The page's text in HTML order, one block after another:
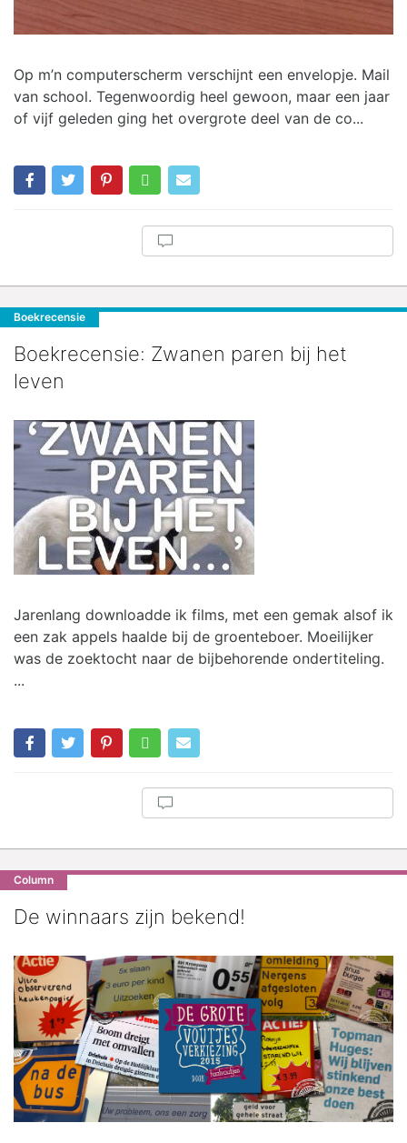
Op m’n computerscherm verschijnt een envelopje. Mail
van school. Tegenwoordig heel gewoon, maar een jaar
of vijf geleden ging het overgrote deel van de co...
Boekrecensie
Boekrecensie: Zwanen paren bij het
leven
Jarenlang downloadde ik films, met een gemak alsof ik
een zak appels haalde bij de groenteboer. Moeilijker
was de zoektocht naar de bijbehorende ondertiteling.
...
Column
De winnaars zijn bekend!